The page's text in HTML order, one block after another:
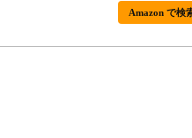
Amazon で検